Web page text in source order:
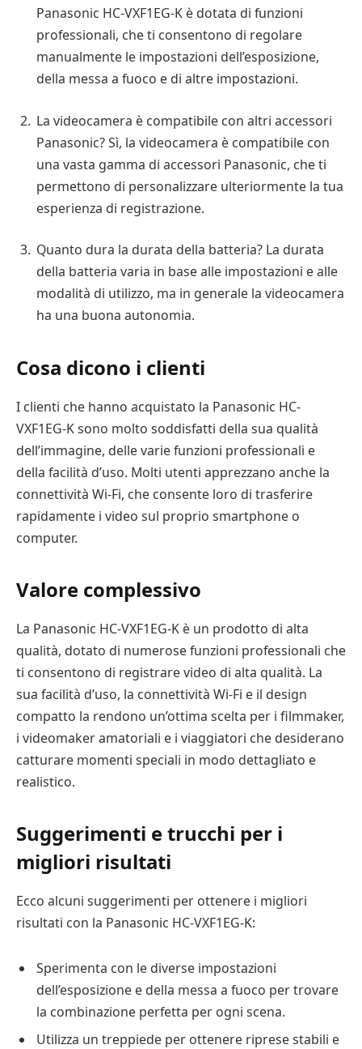
Panasonic HC-VXF1EG-K è dotata di funzioni
professionali, che ti consentono di regolare
manualmente le impostazioni dell’esposizione,
della messa a fuoco e di altre impostazioni.
La videocamera è compatibile con altri accessori
Panasonic? Sì, la videocamera è compatibile con
una vasta gamma di accessori Panasonic, che ti
permettono di personalizzare ulteriormente la tua
esperienza di registrazione.
Quanto dura la durata della batteria? La durata
della batteria varia in base alle impostazioni e alle
modalità di utilizzo, ma in generale la videocamera
ha una buona autonomia.
Cosa dicono i clienti
I clienti che hanno acquistato la Panasonic HC-
VXF1EG-K sono molto soddisfatti della sua qualità
dell’immagine, delle varie funzioni professionali e
della facilità d’uso. Molti utenti apprezzano anche la
connettività Wi-Fi, che consente loro di trasferire
rapidamente i video sul proprio smartphone o
computer.
Valore complessivo
La Panasonic HC-VXF1EG-K è un prodotto di alta
qualità, dotato di numerose funzioni professionali che
ti consentono di registrare video di alta qualità. La
sua facilità d’uso, la connettività Wi-Fi e il design
compatto la rendono un’ottima scelta per i filmmaker,
i videomaker amatoriali e i viaggiatori che desiderano
catturare momenti speciali in modo dettagliato e
realistico.
Suggerimenti e trucchi per i
migliori risultati
Ecco alcuni suggerimenti per ottenere i migliori
risultati con la Panasonic HC-VXF1EG-K:
Sperimenta con le diverse impostazioni
dell’esposizione e della messa a fuoco per trovare
la combinazione perfetta per ogni scena.
Utilizza un treppiede per ottenere riprese stabili e